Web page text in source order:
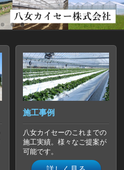
施工事例
八女カイセーのこれまでの
施工実績。様々なご提案が
可能です。